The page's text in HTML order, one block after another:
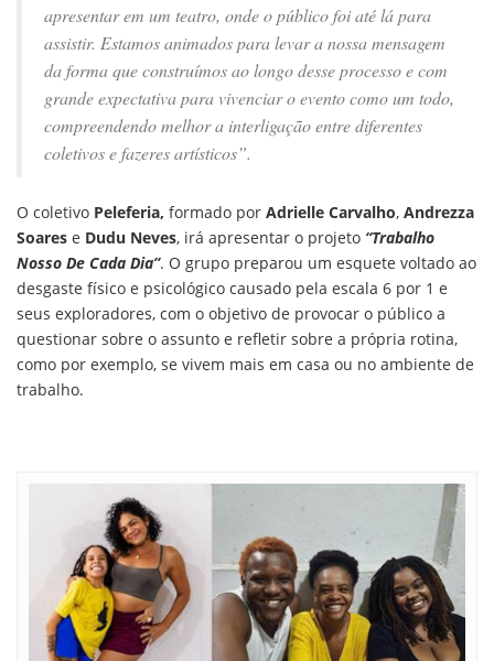
apresentar em um teatro, onde o público foi até lá para
assistir. Estamos animados para levar a nossa mensagem
da forma que construímos ao longo desse processo e com
grande expectativa para vivenciar o evento como um todo,
compreendendo melhor a interligação entre diferentes
coletivos e fazeres artísticos”.
O coletivo Peleferia, formado por Adrielle Carvalho, Andrezza
Soares e Dudu Neves, irá apresentar o projeto “Trabalho
Nosso De Cada Dia”. O grupo preparou um esquete voltado ao
desgaste físico e psicológico causado pela escala 6 por 1 e
seus exploradores, com o objetivo de provocar o público a
questionar sobre o assunto e refletir sobre a própria rotina,
como por exemplo, se vivem mais em casa ou no ambiente de
trabalho.